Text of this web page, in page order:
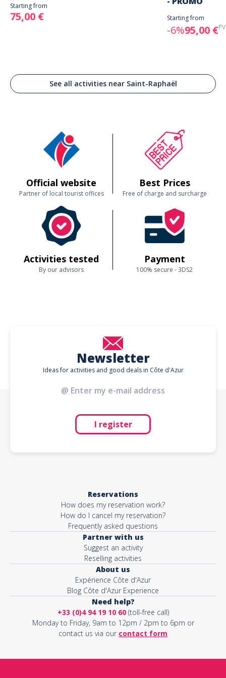
Starting from
75,00 € Starting from
-6%95,00 €
See all activities near Saint-Raphaël
Official website
Partner of local tourist offices
Best Prices
Free of charge and surcharge
Activities tested
By our advisors
Payment
100% secure - 3DS2
Newsletter
Ideas for activities and good deals in Côte d'Azur
I register
Reservations
How does my reservation work?
How do I cancel my reservation?
Frequently asked questions
Partner with us
Suggest an activity
Reselling activities
About us
Expérience Côte d'Azur
Blog Côte d'Azur Experience
Need help?
+33 (0)4 94 19 10 60(toll-free call)
Monday to Friday, 9am to 12pm / 2pm to 6pm or
contact us via our contact form